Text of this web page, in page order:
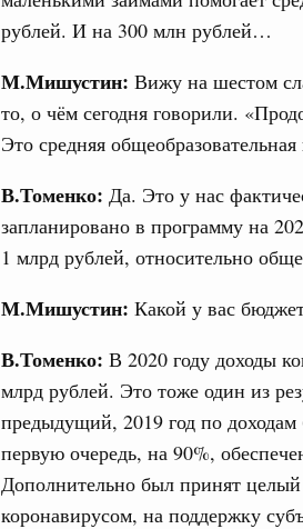
рублей. И на 300 млн рублей…
М.Мишустин: Вижу на шестом
то, о чём сегодня говорили.
Это средняя
В.Томенко: Да. Это у нас
запланировано в программу на
1 млрд рублей, относительно
М.Мишустин: Какой у вас
В.Томенко: В 2020 году доходы
млрд рублей. Это тоже один из
предыдущий, 2019 год по
первую очередь, на 90%,
Дополнительно был принят
коронавирусом, на поддержку